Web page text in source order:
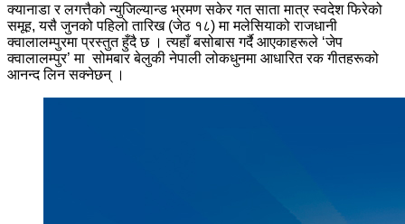
क्यानाडा र लगत्तैको न्युजिल्यान्ड भ्रमण सकेर गत साता मात्र स्वदेश फिरेको
समूह, यसै जुनको पहिलो तारिख (जेठ १८) मा मलेसियाको राजधानी
क्वालालम्पुरमा प्रस्तुत हुँदै छ । त्यहाँ बसोबास गर्दै आएकाहरूले ‘जेप
क्वालालम्पुर’ मा सोमबार बेलुकी नेपाली लोकधुनमा आधारित रक गीतहरूको
आनन्द लिन सक्नेछन् ।